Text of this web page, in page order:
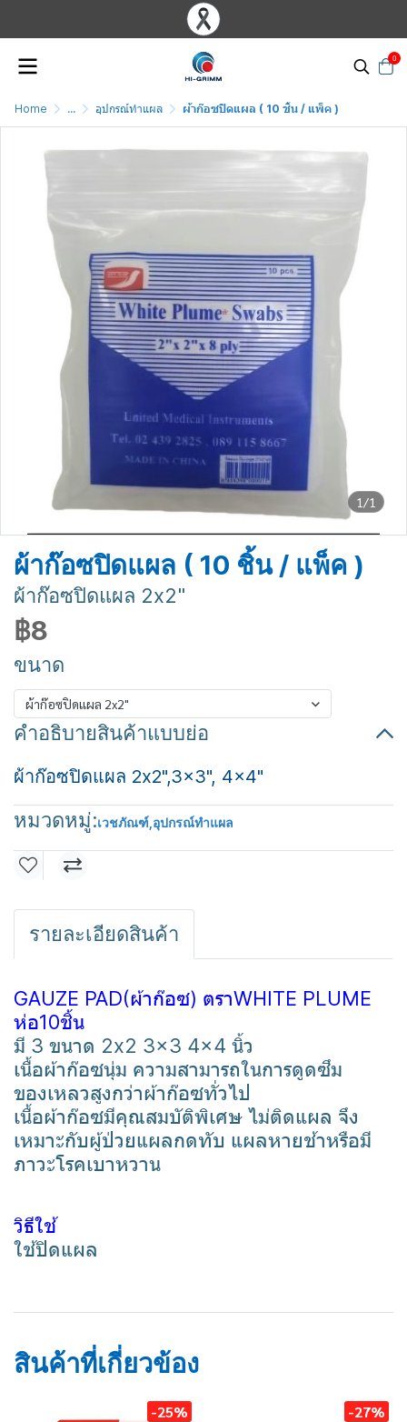
0
Home ... อุปกรณ์ทำแผล ผ้าก๊อซปิดแผล ( 10 ชิ้น / แพ็ค )
1/1
ผ้าก๊อซปิดแผล ( 10 ชิ้น / แพ็ค )
ผ้าก๊อซปิดแผล 2x2"
฿8
ขนาด
ผ้าก๊อซปิดแผล 2x2"
คำอธิบายสินค้าแบบย่อ
ผ้าก๊อซปิดแผล 2x2",3x3", 4x4"
หมวดหมู่:เวชภัณฑ์ อุปกรณ์ทำแผล
รายละเอียดสินค้า
GAUZE PAD(ผ้าก๊อซ) ตราWHITE PLUME
ห่อ10ชิ้น
มี 3 ขนาด 2x2 3x3 4x4 นิ้ว
เนื้อผ้าก๊อซนุ่ม ความสามารถในการดูดซึม
ของเหลวสูงกว่าผ้าก๊อซทั่วไป
เนื้อผ้าก๊อซมีคุณสมบัติพิเศษ ไม่ติดแผล จึง
เหมาะกับผู้ป่วยแผลกดทับ แผลหายช้าหรือมี
ภาวะโรคเบาหวาน
วิธีใช้
ใช้ปิดแผล
สินค้าที่เกี่ยวข้อง
-25% -27%